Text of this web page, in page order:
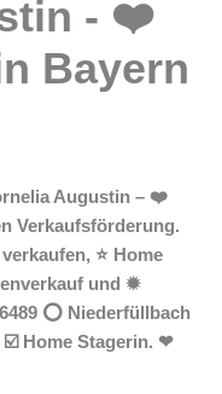
Augustin – ❤️
Verkaufsförderung.
⭐ Home
und ✹
⭕ Niederfüllbach
Home Stagerin. ❤